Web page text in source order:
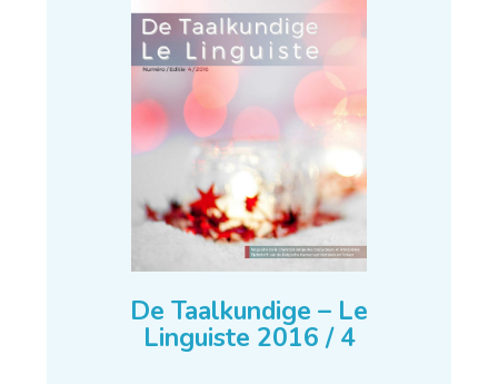
De Taalkundige – Le
Linguiste 2016 / 4